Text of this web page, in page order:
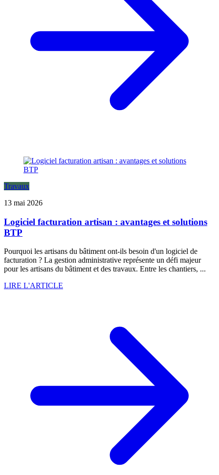
Travaux
13 mai 2026
Logiciel facturation artisan : avantages et solutions
BTP
Pourquoi les artisans du bâtiment ont-ils besoin d'un logiciel de
facturation ? La gestion administrative représente un défi majeur
pour les artisans du bâtiment et des travaux. Entre les chantiers, ...
LIRE L'ARTICLE